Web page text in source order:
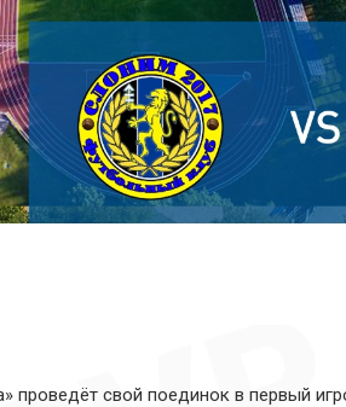
свой поединок в первый